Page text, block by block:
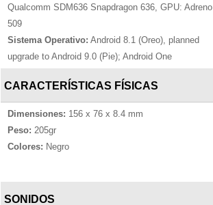
Qualcomm SDM636 Snapdragon 636, GPU: Adreno
509
Sistema Operativo: Android 8.1 (Oreo), planned
upgrade to Android 9.0 (Pie); Android One
CARACTERÍSTICAS FÍSICAS
Dimensiones: 156 x 76 x 8.4 mm
Peso: 205gr
Colores: Negro
SONIDOS